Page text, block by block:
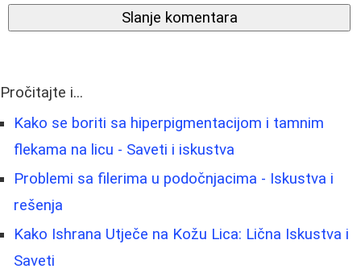
Slanje komentara
Pročitajte i...
Kako se boriti sa hiperpigmentacijom i tamnim
flekama na licu - Saveti i iskustva
Problemi sa filerima u podočnjacima - Iskustva i
rešenja
Kako Ishrana Utječe na Kožu Lica: Lična Iskustva i
Saveti